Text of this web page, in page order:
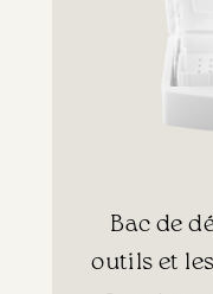
​Bac de
outils et